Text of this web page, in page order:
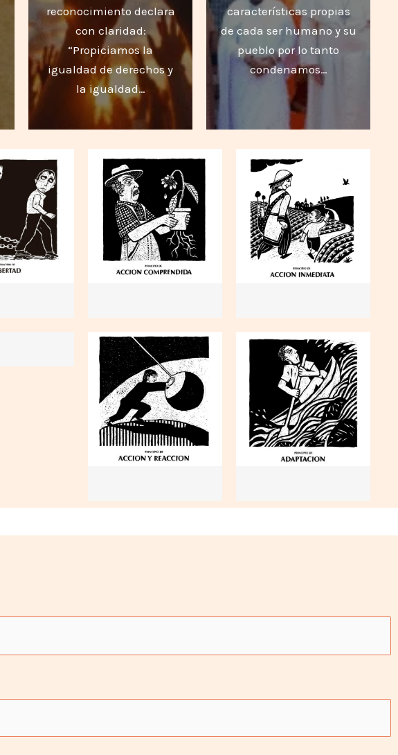
reconocimiento declara
con claridad:
“Propiciamos la
igualdad de derechos y
la igualdad…
características propias
de cada ser humano y su
pueblo por lo tanto
condenamos…